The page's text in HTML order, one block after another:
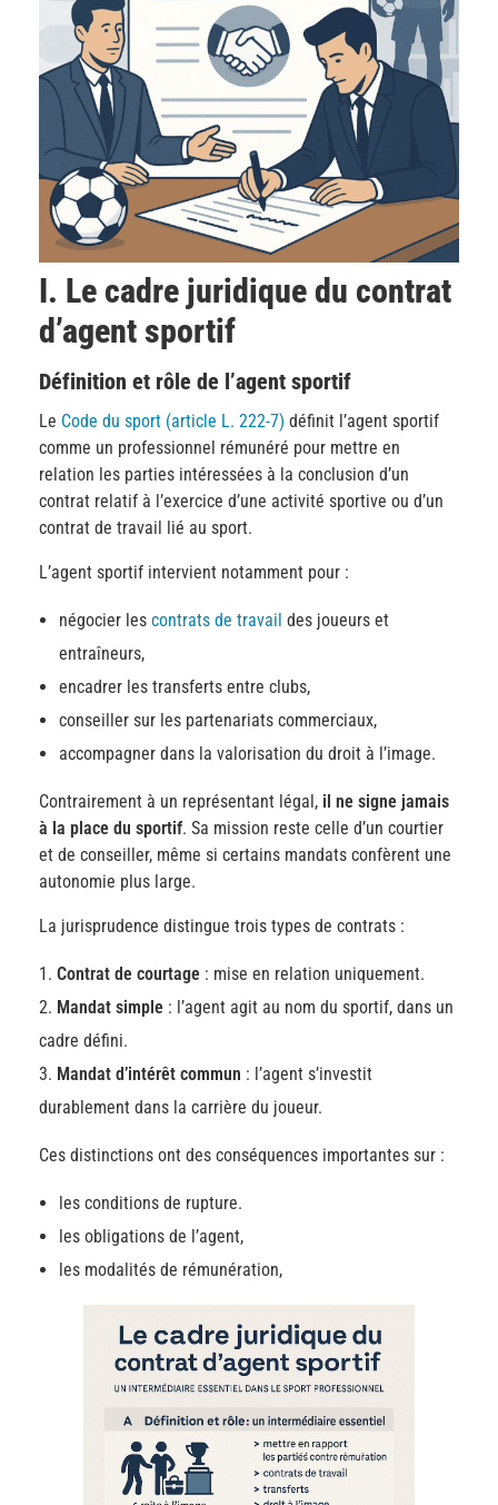
I. Le cadre juridique du contrat
d’agent sportif
Définition et rôle de l’agent sportif
Le Code du sport (article L. 222-7) définit l’agent sportif
comme un professionnel rémunéré pour mettre en
relation les parties intéressées à la conclusion d’un
contrat relatif à l’exercice d’une activité sportive ou d’un
contrat de travail lié au sport.
L’agent sportif intervient notamment pour :
négocier les contrats de travail des joueurs et
entraîneurs,
encadrer les transferts entre clubs,
conseiller sur les partenariats commerciaux,
accompagner dans la valorisation du droit à l’image.
Contrairement à un représentant légal, il ne signe jamais
à la place du sportif. Sa mission reste celle d’un courtier
et de conseiller, même si certains mandats confèrent une
autonomie plus large.
La jurisprudence distingue trois types de contrats :
Contrat de courtage : mise en relation uniquement.
Mandat simple : l’agent agit au nom du sportif, dans un
cadre défini.
Mandat d’intérêt commun : l’agent s’investit
durablement dans la carrière du joueur.
Ces distinctions ont des conséquences importantes sur :
les conditions de rupture.
les obligations de l’agent,
les modalités de rémunération,